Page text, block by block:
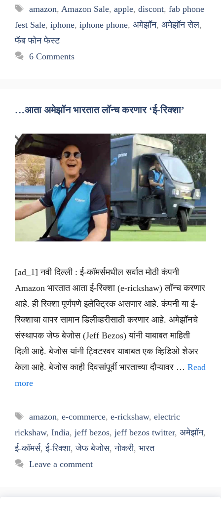
Tags
amazon, Amazon Sale, apple, discont, fab phone
fest Sale, iphone, iphone phone, अमेझॉन, अमेझॉन सेल,
फॅब फोन फेस्ट
6 Comments
…आता अमेझॉन भारतात लॉन्च करणार ‘ई-रिक्शा’
[ad_1] नवी दिल्ली : ई-कॉमर्समधील सर्वात मोठी कंपनी
Amazon भारतात आता ई-रिक्शा (e-rickshaw) लॉन्च करणार
आहे. ही रिक्शा पूर्णपणे इलेक्ट्रिक असणार आहे. कंपनी या ई-
रिक्शाचा वापर सामान डिलीव्हरीसाठी करणार आहे. अमेझॉनचे
संस्थापक जेफ बेजोस (Jeff Bezos) यांनी याबाबत माहिती
दिली आहे. बेजोस यांनी ट्विटरवर याबाबत एक व्हिडिओ शेअर
केला आहे. बेजोस काही दिवसांपूर्वी भारताच्या दौऱ्यावर … Read
more
Tags
amazon, e-commerce, e-rickshaw, electric
rickshaw, India, jeff bezos, jeff bezos twitter, अमेझॉन,
ई-कॉमर्स,ई-रिक्शा,जेफ बेजोस,नोकरी, भारत
Leave a comment